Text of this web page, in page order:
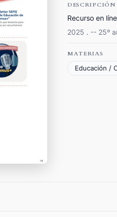
DESCRIPCIÓN
Recurso en
2025 . -- 25º
MATERIAS
Educación /